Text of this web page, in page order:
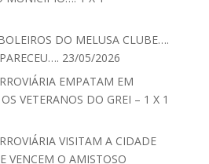
DO MELUSA CLUBE….
23/05/2026
EMPATAM EM
VETERANOS DO GREI – 1 X 1
VISITAM A CIDADE
VENCEM O AMISTOSO